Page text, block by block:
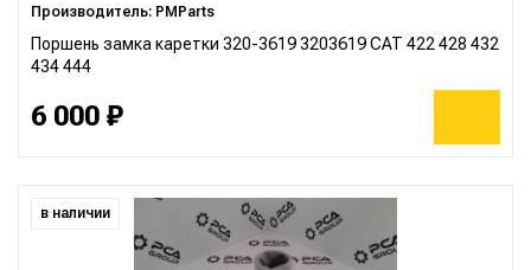
Производитель: PMParts
Поршень замка каретки 320-3619 3203619 CAT 422 428 432
434 444
6 000 ₽
в наличии